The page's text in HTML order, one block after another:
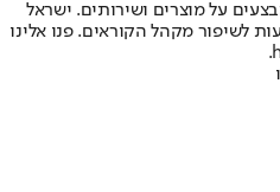
על מוצרים ושירותים. ישראל
לשיפור מקהל הקוראים. פנו אלינו